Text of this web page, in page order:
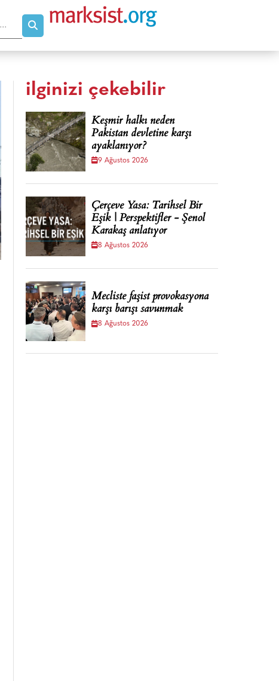
ilginizi çekebilir
Keşmir halkı neden
Pakistan devletine karşı
ayaklanıyor?
9 Ağustos 2026
Çerçeve Yasa: Tarihsel Bir
Eşik | Perspektifler - Şenol
Karakaş anlatıyor
8 Ağustos 2026
Mecliste faşist provokasyona
karşı barışı savunmak
8 Ağustos 2026